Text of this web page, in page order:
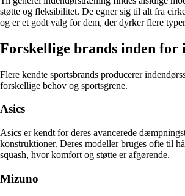
støtte og fleksibilitet. De egner sig til alt fra
og er et godt valg for dem, der dyrker flere
Forskellige brands inden for
Flere kendte sportsbrands producerer
forskellige behov og sportsgrene.
Asics
Asics er kendt for deres avancerede
konstruktioner. Deres modeller bruges ofte til
squash, hvor komfort og støtte er afgørende.
Mizuno